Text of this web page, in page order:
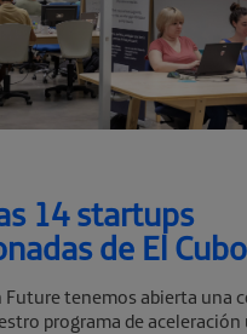
14 startups
de El Cubo
Future tenemos abierta una
programa de